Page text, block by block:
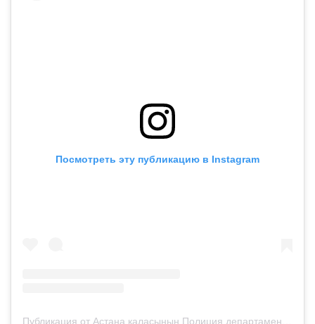
Посмотреть эту публикацию в Instagram